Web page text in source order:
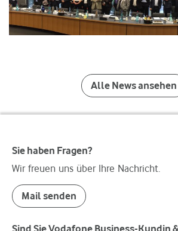
Alle News ansehen
Sie haben Fragen?
Wir freuen uns über Ihre Nachricht.
Mail senden